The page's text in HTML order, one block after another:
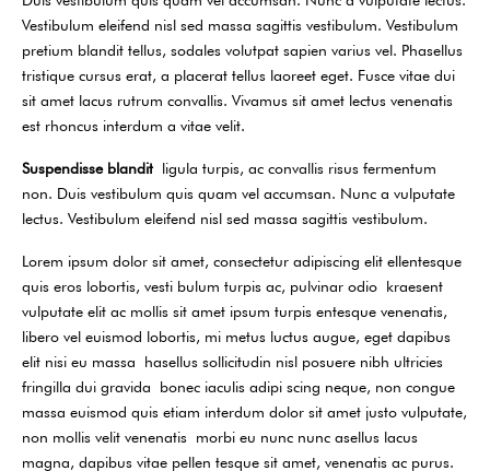
Vestibulum eleifend nisl sed massa sagittis vestibulum. Vestibulum
pretium blandit tellus, sodales volutpat sapien varius vel. Phasellus
tristique cursus erat, a placerat tellus laoreet eget. Fusce vitae dui
sit amet lacus rutrum convallis. Vivamus sit amet lectus venenatis
est rhoncus interdum a vitae velit.
Suspendisse blandit ligula turpis, ac convallis risus fermentum
non. Duis vestibulum quis quam vel accumsan. Nunc a vulputate
lectus. Vestibulum eleifend nisl sed massa sagittis vestibulum.
Lorem ipsum dolor sit amet, consectetur adipiscing elit ellentesque
quis eros lobortis, vesti bulum turpis ac, pulvinar odio kraesent
vulputate elit ac mollis sit amet ipsum turpis entesque venenatis,
libero vel euismod lobortis, mi metus luctus augue, eget dapibus
elit nisi eu massa hasellus sollicitudin nisl posuere nibh ultricies
fringilla dui gravida bonec iaculis adipi scing neque, non congue
massa euismod quis etiam interdum dolor sit amet justo vulputate,
non mollis velit venenatis morbi eu nunc nunc asellus lacus
magna, dapibus vitae pellen tesque sit amet, venenatis ac purus.